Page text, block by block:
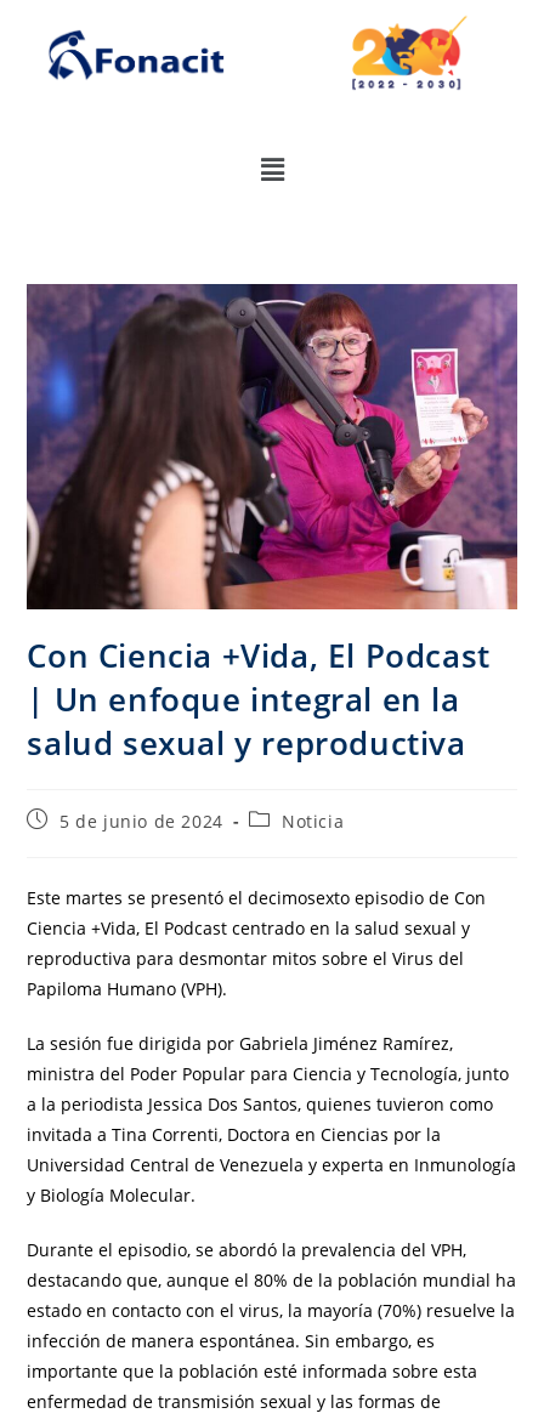
Con Ciencia +Vida, El Podcast
| Un enfoque integral en la
salud sexual y reproductiva
5 de junio de 2024 Noticia
Este martes se presentó el decimosexto episodio de Con
Ciencia +Vida, El Podcast centrado en la salud sexual y
reproductiva para desmontar mitos sobre el Virus del
Papiloma Humano (VPH).
La sesión fue dirigida por Gabriela Jiménez Ramírez,
ministra del Poder Popular para Ciencia y Tecnología, junto
a la periodista Jessica Dos Santos, quienes tuvieron como
invitada a Tina Correnti, Doctora en Ciencias por la
Universidad Central de Venezuela y experta en Inmunología
y Biología Molecular.
Durante el episodio, se abordó la prevalencia del VPH,
destacando que, aunque el 80% de la población mundial ha
estado en contacto con el virus, la mayoría (70%) resuelve la
infección de manera espontánea. Sin embargo, es
importante que la población esté informada sobre esta
enfermedad de transmisión sexual y las formas de